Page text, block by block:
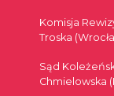
Komisja
Troska
Sąd
Chmielowska